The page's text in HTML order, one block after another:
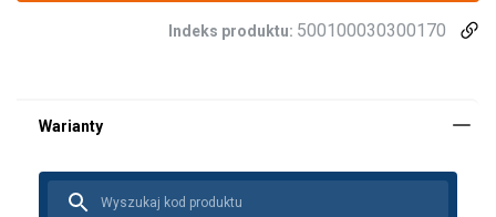
Indeks produktu: 500100030300170